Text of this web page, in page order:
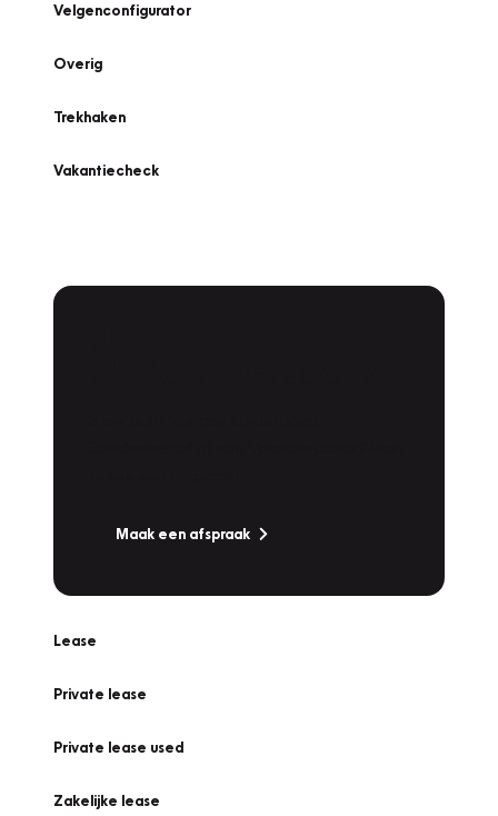
Velgenconfigurator
Overig
Trekhaken
Vakantiecheck
Maak een afspraak
Lease
Private lease
Private lease used
Zakelijke lease